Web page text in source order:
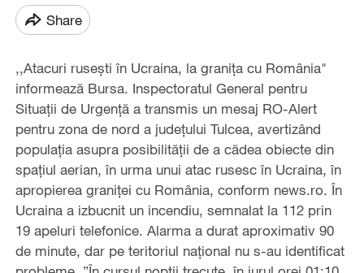
Share
,,Atacuri ruseşti în Ucraina, la graniţa cu România"
informează Bursa. Inspectoratul General pentru
Situaţii de Urgenţă a transmis un mesaj RO-Alert
pentru zona de nord a judeţului Tulcea, avertizând
populaţia asupra posibilităţii de a cădea obiecte din
spaţiul aerian, în urma unui atac rusesc în Ucraina, în
apropierea graniţei cu România, conform news.ro. În
Ucraina a izbucnit un incendiu, semnalat la 112 prin
19 apeluri telefonice. Alarma a durat aproximativ 90
de minute, dar pe teritoriul naţional nu s-au identificat